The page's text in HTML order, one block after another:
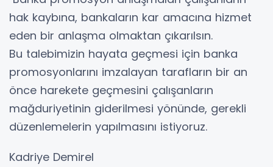
hak kaybına, bankaların kar amacına hizmet
eden bir anlaşma olmaktan çıkarılsın.
Bu talebimizin hayata geçmesi için banka
promosyonlarını imzalayan tarafların bir an
önce harekete geçmesini çalışanların
mağduriyetinin giderilmesi yönünde, gerekli
düzenlemelerin yapılmasını istiyoruz.
Kadriye Demirel